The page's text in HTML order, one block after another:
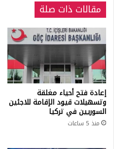
مقالات ذات صلة
إعادة فتح أحياء مغلقة
وتسهيلات قيود الإقامة للاجئين
السوريين في تركيا
منذ 5 ساعات